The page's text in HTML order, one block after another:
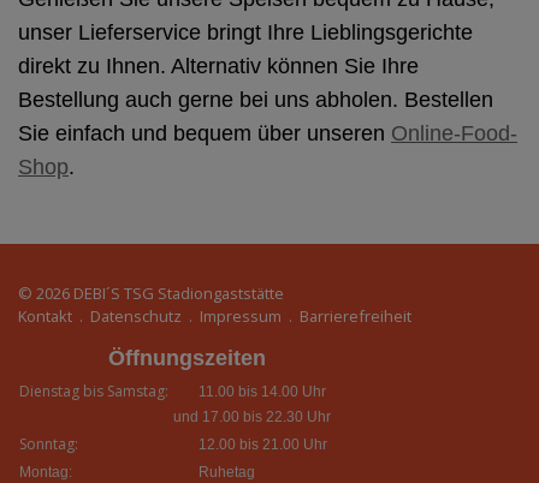
unser Lieferservice bringt Ihre Lieblingsgerichte
direkt zu Ihnen. Alternativ können Sie Ihre
Bestellung auch gerne bei uns abholen. Bestellen
Sie einfach und bequem über unseren Online-Food-
Shop.
© 2026 DEBI´S TSG Stadiongaststätte
Kontakt . Datenschutz . Impressum . Barrierefreiheit
Öffnungszeiten
Dienstag bis Samstag:
11.00 bis 14.00 Uhr
und 17.00 bis 22.30 Uhr
Sonntag:
12.00 bis 21.00 Uhr
Montag:
Ruhetag